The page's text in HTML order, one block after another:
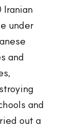
under
and
and
out a